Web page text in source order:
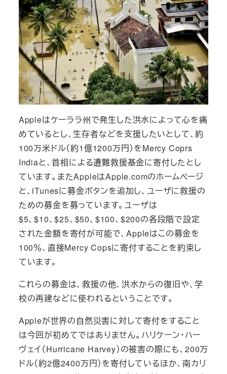
Appleはケーララ州で発生した洪水によって心を痛
めているとし、生存者などを支援したいとして、約
100万米ドル（約1億1200万円）をMercy Coprs
Indiaと、首相による遭難救援基金に寄付したとし
ています。またAppleはApple.comのホームページ
と、iTunesに募金ボタンを追加し、ユーザに救援の
ための募金を募っています。ユーザは
$5、$10、$25、$50、$100、$200の各段階で設定
された金額を寄付が可能で、Appleはこの募金を
100％、直接Mercy Copsに寄付することを約束し
ています。
これらの募金は、救援の他、洪水からの復旧や、学
校の再建などに使われるということです。
Appleが世界の自然災害に対して寄付をすること
は今回が初めてではありません。ハリケーン・ハー
ヴェイ（Hurricane Harvey）の被害の際にも、200万
ドル（約2億2400万円）を寄付しているほか、南カリ